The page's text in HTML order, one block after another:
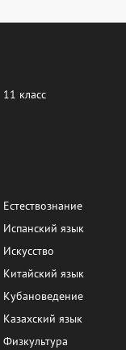
11 класс
Естествознание
Испанский язык
Искусство
Китайский язык
Кубановедение
Казахский язык
Физкультура